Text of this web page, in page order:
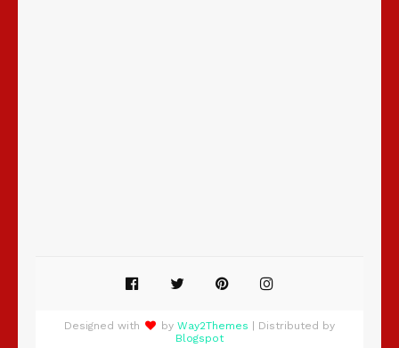
Designed with by Way2Themes | Distributed by
Blogspot